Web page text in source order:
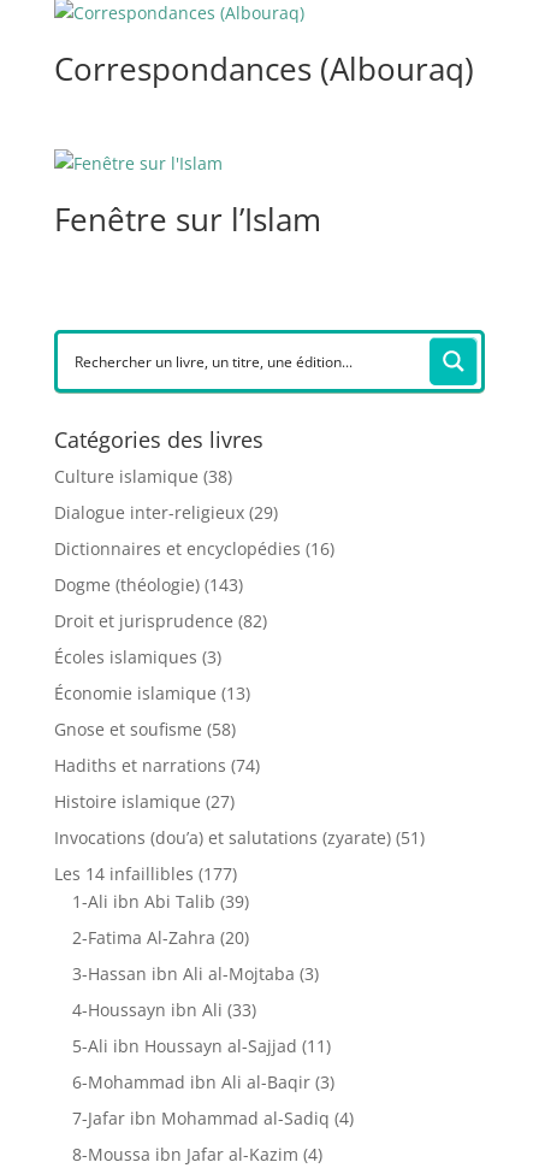
Correspondances (Albouraq)
Fenêtre sur l’Islam
Catégories des livres
Culture islamique (38)
Dialogue inter-religieux (29)
Dictionnaires et encyclopédies (16)
Dogme (théologie) (143)
Droit et jurisprudence (82)
Écoles islamiques (3)
Économie islamique (13)
Gnose et soufisme (58)
Hadiths et narrations (74)
Histoire islamique (27)
Invocations (dou’a) et salutations (zyarate) (51)
Les 14 infaillibles (177)
1-Ali ibn Abi Talib (39)
2-Fatima Al-Zahra (20)
3-Hassan ibn Ali al-Mojtaba (3)
4-Houssayn ibn Ali (33)
5-Ali ibn Houssayn al-Sajjad (11)
6-Mohammad ibn Ali al-Baqir (3)
7-Jafar ibn Mohammad al-Sadiq (4)
8-Moussa ibn Jafar al-Kazim (4)